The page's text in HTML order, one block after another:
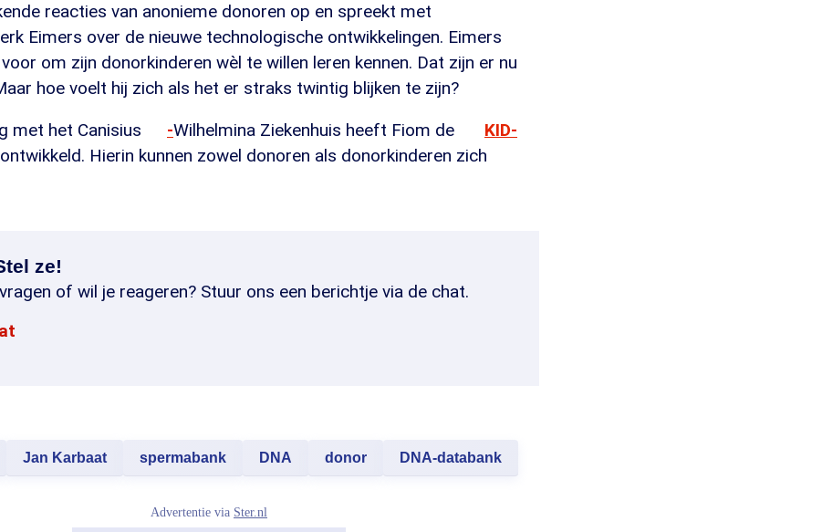
reacties van anonieme donoren op en spreekt met
Eimers over de nieuwe technologische ontwikkelingen. Eimers
om zijn donorkinderen wèl te willen leren kennen. Dat zijn er nu
hoe voelt hij zich als het er straks twintig blijken te zijn?
met het Canisius
-Wilhelmina Ziekenhuis heeft Fiom de
KID-
ontwikkeld. Hierin kunnen zowel donoren als donorkinderen zich
ze!
of wil je reageren? Stuur ons een berichtje via de chat.
Jan Karbaat spermabank DNA donor DNA-databank
Advertentie via Ster.nl